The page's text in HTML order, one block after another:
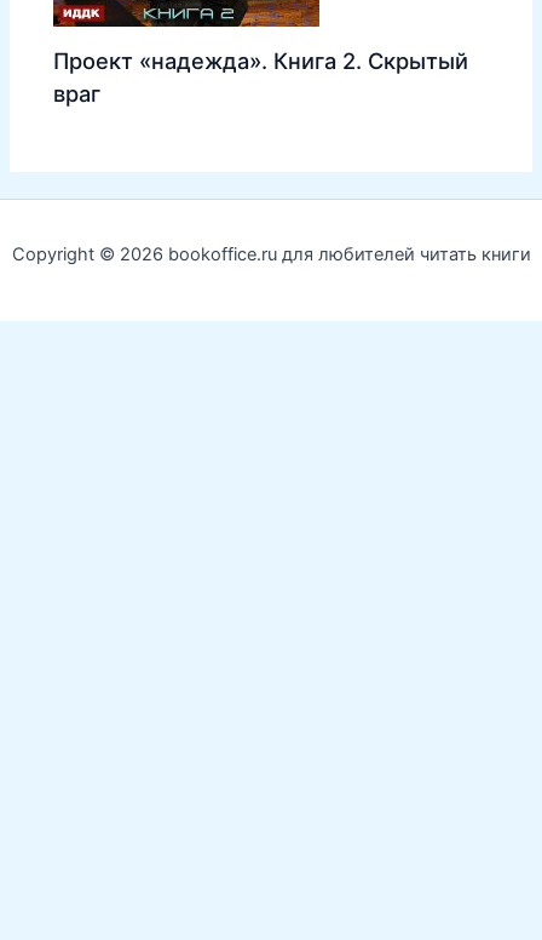
Проект «надежда». Книга 2. Скрытый
враг
Copyright © 2026 bookoffice.ru для любителей читать книги